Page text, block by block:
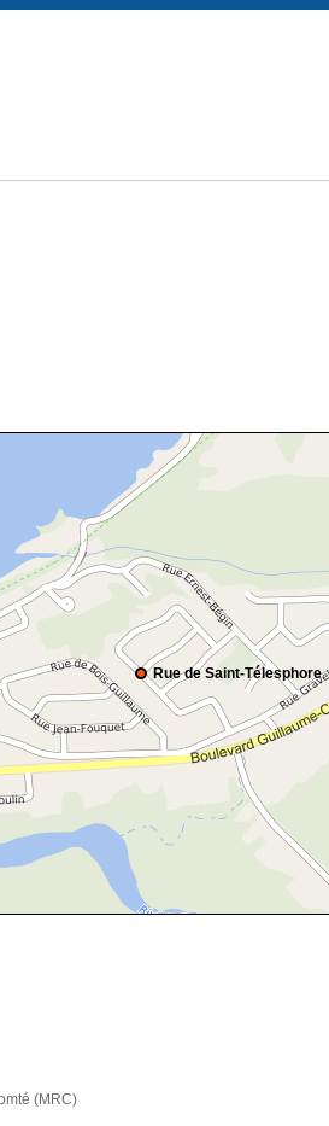
Rue de Saint-Télesphore
(MRC)